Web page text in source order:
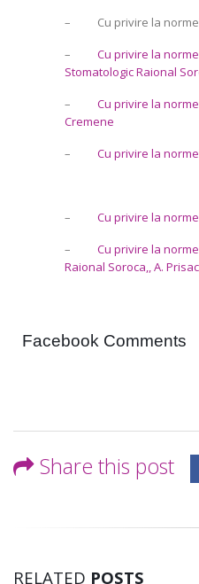
– Cu privire la
– Cu privire la
Stomatologic Raional
– Cu privire la
Cremene
– Cu privire la
– Cu privire la
– Cu privire la
Raional Soroca,, A.
Facebook Comments
Share this post
RELATED POSTS